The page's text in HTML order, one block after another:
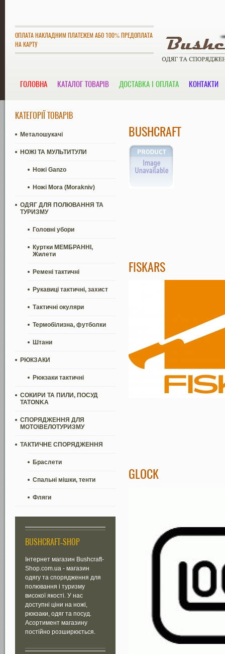
ОПЛАТА НАКЛАДНИМ ПЛАТЕЖЕМ АБО 100% ПРЕДОПЛАТА
НА КАРТУ
ГОЛОВНА КАТАЛОГ ТОВАРІВ ДОСТАВКА І ОПЛАТА КОНТАКТИ
КАТЕГОРІЇ ТОВАРІВ
Металошукачі
НОЖІ ТА МУЛЬТИТУЛИ
Ножі Ganzo
Ножі Mora (Morakniv)
ОДЯГ ДЛЯ ПОЛЮВАННЯ ТА
ТУРИЗМУ
Головні убори
Куртки МЕМБРАННІ,
Жилети
Ремені тактичні
Рукавиці тактичні, захист
Тактичні окуляри
Термобілизна, футболки
Штани
РЮКЗАКИ
Рюкзаки тактичні
СОКИРИ ТА ПИЛИ, ПОСУД
TATONKA
СПОРЯДЖЕННЯ ДЛЯ
МОТО\ВЕЛОТУРИЗМУ
ТАКТИЧНЕ СПОРЯДЖЕННЯ
Браслети
Спальні мішки, тенти
Фляги
BUSHCRAFT-SHOP
Інтернет магазин Bushcraft-
Shop.com.ua - магазин
одягу та спорядження для
полювання і туризму
високої якості. У нас
доступні ціни на ножі,
рюкзаки, одяг та посуд.
Асортимент магазину
постійно розширюється.
BUSHCRAFT
FISKARS
GLOCK